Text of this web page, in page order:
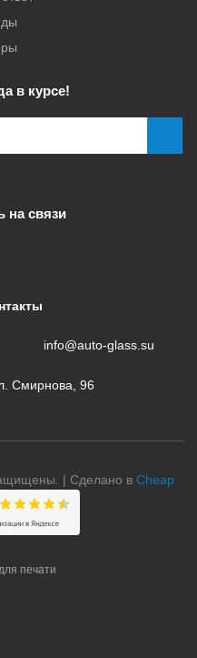
в курсе!
на связи
info@auto-glass.su
Смирнова, 96
| Сделано в Cheap
печати